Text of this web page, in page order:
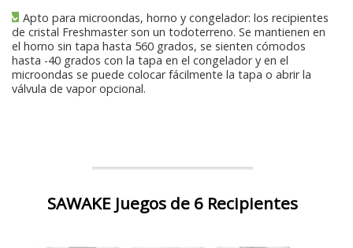
Apto para microondas, horno y congelador: los recipientes
de cristal Freshmaster son un todoterreno. Se mantienen en
el horno sin tapa hasta 560 grados, se sienten cómodos
hasta -40 grados con la tapa en el congelador y en el
microondas se puede colocar fácilmente la tapa o abrir la
válvula de vapor opcional.
SAWAKE Juegos de 6 Recipientes